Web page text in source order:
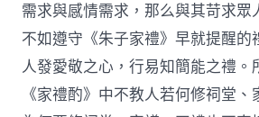
需求與感情需求，那么與其苛求眾
不如遵守《朱子家禮》早就提醒的
人發愛敬之心，行易知簡能之禮。
《家禮酌》中不教人若何修祠堂